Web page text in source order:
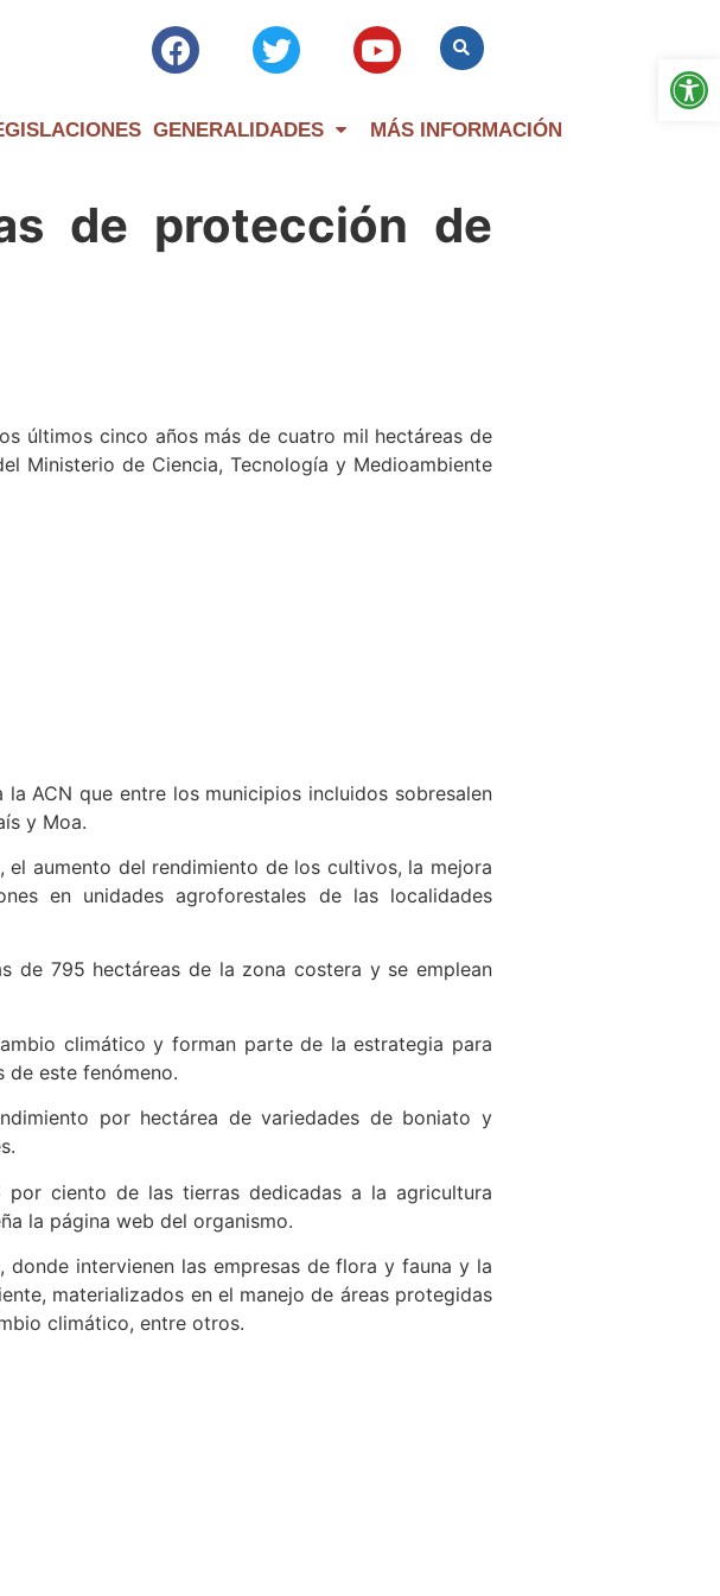
GENERALIDADES MÁS INFORMACIÓN
de protección de
últimos cinco años más de cuatro mil hectáreas de
Ministerio de Ciencia, Tecnología y Medioambiente
ACN que entre los municipios incluidos sobresalen
y Moa.
aumento del rendimiento de los cultivos, la mejora
en unidades agroforestales de las localidades
de 795 hectáreas de la zona costera y se emplean
climático y forman parte de la estrategia para
de este fenómeno.
por hectárea de variedades de boniato y
ciento de las tierras dedicadas a la agricultura
la página web del organismo.
intervienen las empresas de flora y fauna y la
materializados en el manejo de áreas protegidas
climático, entre otros.